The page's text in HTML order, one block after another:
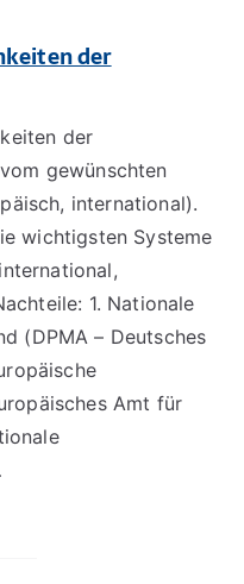
der
der
gewünschten
international).
wichtigsten Systeme
1. Nationale
(DPMA – Deutsches
Amt für